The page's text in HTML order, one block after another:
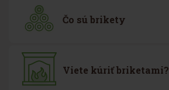
Čo sú brikety
Viete kúriť briketami?